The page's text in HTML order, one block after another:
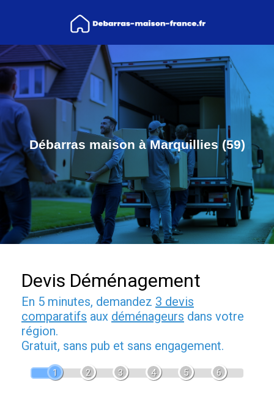
Débarras maison à Marquillies (59)
Devis Déménagement
En 5 minutes, demandez 3 devis
comparatifs aux déménageurs dans votre
région.
Gratuit, sans pub et sans engagement.
1 2 3 4 5 6